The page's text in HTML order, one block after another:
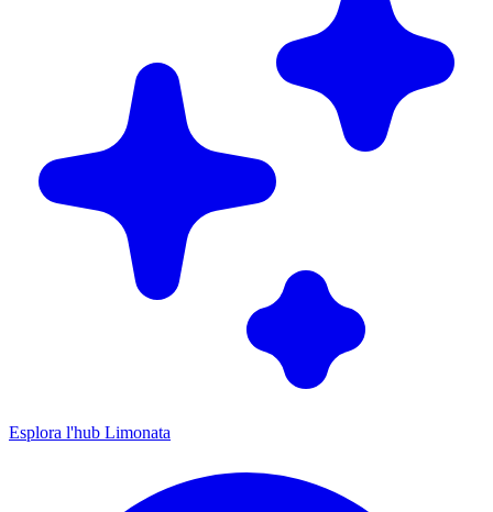
Esplora l'hub Limonata